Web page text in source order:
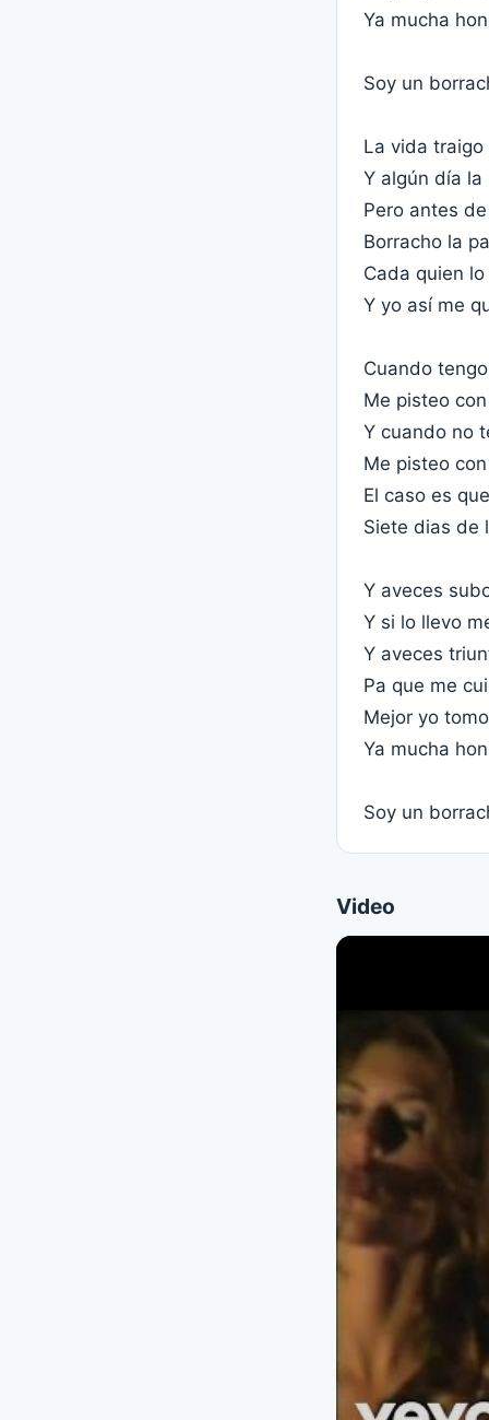
Ya mucha
Soy un
La vida
Y algún día la
Pero antes
Borracho la
Cada quien
Y yo así me
Cuando
Me pisteo
Y cuando no
Me pisteo
El caso es
Siete dias de
Y aveces
Y si lo llevo
Y aveces
Pa que me
Mejor yo
Ya mucha
Soy un
Video